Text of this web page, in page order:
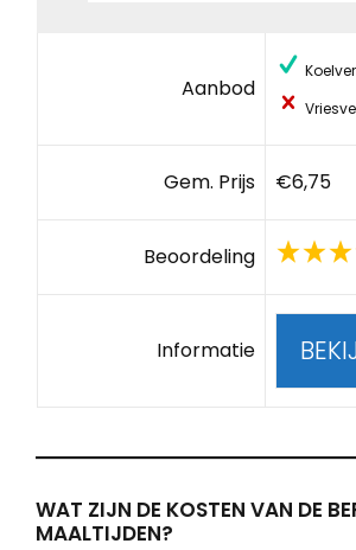
Aanbod
Gem. Prijs €6,75
Beoordeling
Informatie
WAT ZIJN DE KOSTEN VAN DE
MAALTIJDEN?